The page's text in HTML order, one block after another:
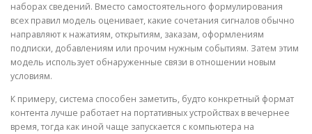
наборах сведений. Вместо самостоятельного формулирования
всех правил модель оценивает, какие сочетания сигналов обычно
направляют к нажатиям, открытиям, заказам, оформлениям
подписки, добавлениям или прочим нужным событиям. Затем этим
модель использует обнаруженные связи в отношении новым
условиям.
К примеру, система способен заметить, будто конкретный формат
контента лучше работает на портативных устройствах в вечернее
время, тогда как иной чаще запускается с компьютера на